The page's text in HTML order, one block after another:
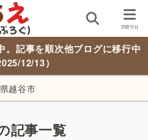
。記事を順次他ブログに移行中
12/13）
越谷市
記事一覧